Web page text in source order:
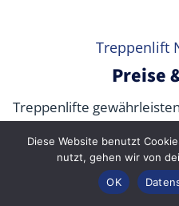
Treppenlift
Preise
Treppenlifte
Alters in den
öffentlichen
Treppenlift wirklich
Diese Website benutzt
nutzt, gehen wir von
OK